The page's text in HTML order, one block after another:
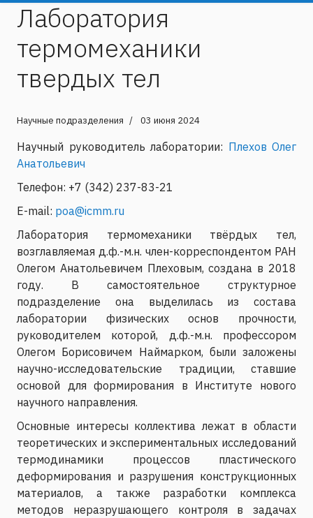
Лаборатория
термомеханики
твердых тел
Научные подразделения 03 июня 2024
Научный руководитель лаборатории: Плехов Олег
Анатольевич
Телефон: +7 (342) 237-83-21
E-mail: poa@icmm.ru
Лаборатория термомеханики твёрдых тел,
возглавляемая д.ф.-м.н. член-корреспондентом РАН
Олегом Анатольевичем Плеховым, создана в 2018
году. В самостоятельное структурное
подразделение она выделилась из состава
лаборатории физических основ прочности,
руководителем которой, д.ф.-м.н. профессором
Олегом Борисовичем Наймарком, были заложены
научно-исследовательские традиции, ставшие
основой для формирования в Институте нового
научного направления.
Основные интересы коллектива лежат в области
теоретических и экспериментальных исследований
термодинамики процессов пластического
деформирования и разрушения конструкционных
материалов, а также разработки комплекса
методов неразрушающего контроля в задачах